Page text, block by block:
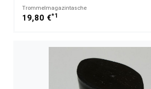
Trommelmagazintasche
19,80 €*1